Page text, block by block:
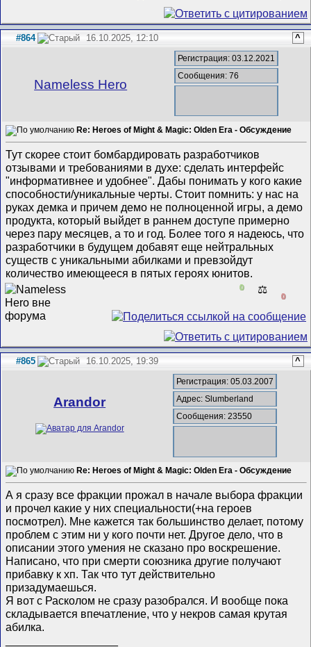
#864 16.10.2025, 12:10 ^
Nameless Hero
Регистрация: 03.12.2021
Сообщения: 76
Re: Heroes of Might & Magic: Olden Era - Обсуждение
Тут скорее стоит бомбардировать разработчиков
отзывами и требованиями в духе: сделать интерфейс
"информативнее и удобнее". Дабы понимать у кого какие
способности/уникальные черты. Стоит помнить: у нас на
руках демка и причем демо не полноценной игры, а демо
продукта, который выйдет в раннем доступе примерно
через пару месяцев, а то и год. Более того я надеюсь, что
разработчики в будущем добавят еще нейтральных
существ с уникальными абилками и превзойдут
количество имеющееся в пятых героях юнитов.
0 ⚖️
0
#865 16.10.2025, 19:39 ^
Arandor
Регистрация: 05.03.2007
Адрес: Slumberland
Сообщения: 23550
Re: Heroes of Might & Magic: Olden Era - Обсуждение
А я сразу все фракции прожал в начале выбора фракции
и прочел какие у них специальности(+на героев
посмотрел). Мне кажется так большинство делает, потому
проблем с этим ни у кого почти нет. Другое дело, что в
описании этого умения не сказано про воскрешение.
Написано, что при смерти союзника другие получают
прибавку к хп. Так что тут действительно
призадумаешься.
Я вот с Расколом не сразу разобрался. И вообще пока
складывается впечатление, что у некров самая крутая
абилка.